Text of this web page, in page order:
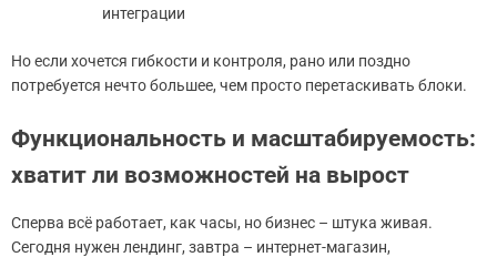
интеграции
Но если хочется гибкости и контроля, рано или поздно
потребуется нечто большее, чем просто перетаскивать блоки.
Функциональность и масштабируемость:
хватит ли возможностей на вырост
Сперва всё работает, как часы, но бизнес – штука живая.
Сегодня нужен лендинг, завтра – интернет-магазин,